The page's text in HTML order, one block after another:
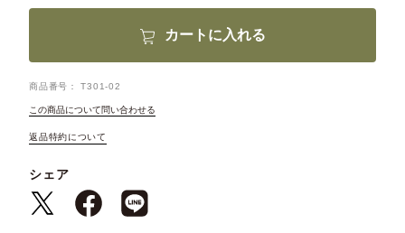
カートに入れる
商品番号 T301-02
この商品について問い合わせる
返品特約について
シェア